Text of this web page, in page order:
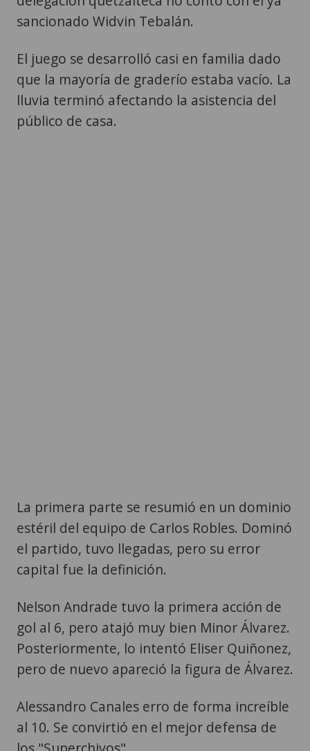
sancionado Widvin Tebalán.
El juego se desarrolló casi en familia dado
que la mayoría de graderío estaba vacío. La
lluvia terminó afectando la asistencia del
público de casa.
La primera parte se resumió en un dominio
estéril del equipo de Carlos Robles. Dominó
el partido, tuvo llegadas, pero su error
capital fue la definición.
Nelson Andrade tuvo la primera acción de
gol al 6, pero atajó muy bien Minor Álvarez.
Posteriormente, lo intentó Eliser Quiñonez,
pero de nuevo apareció la figura de Álvarez.
Alessandro Canales erro de forma increíble
al 10. Se convirtió en el mejor defensa de